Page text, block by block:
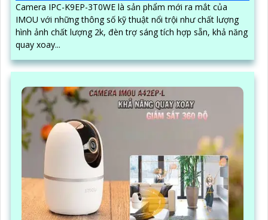
Camera IPC-K9EP-3T0WE là sản phẩm mới ra mắt của
IMOU với những thông số kỹ thuật nổi trội như chất lượng
hình ảnh chất lượng 2k, đèn trợ sáng tích hợp sẵn, khả năng
quay xoay...